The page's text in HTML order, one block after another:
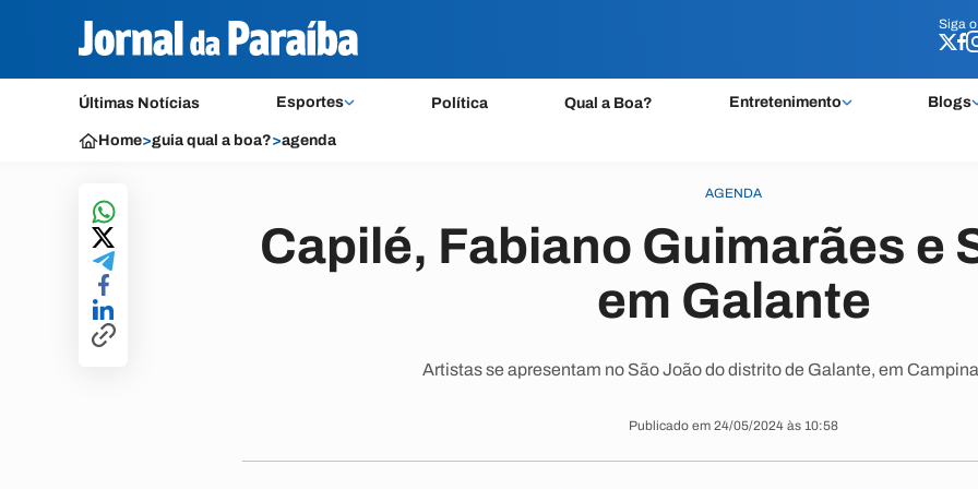
Siga o
Últimas Notícias Esportes Política Qual a Boa? Entretenimento Blogs
Siga o
Home>guia qual a boa?>agenda
AGENDA
Capilé, Fabiano Guimarães e
em Galante
Artistas se apresentam no São João do distrito de Galante, em
Publicado em 24/05/2024 às 10:58